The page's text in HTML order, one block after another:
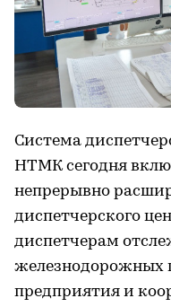
Система
НТМК сегодня
непрерывно
диспетчерского
диспетчерам
железнодорожных
предприятия и